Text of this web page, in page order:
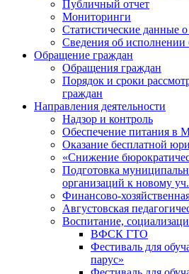
Публичный отчет
Мониторинги
Статистические данные
Сведения об исполнении
Обращение граждан
Обращения граждан
Порядок и сроки
граждан
Направления деятельности
Надзор и контроль
Обеспечение питания в
Оказание бесплатной
«Снижение
Подготовка
организаций к новому
Финансово-
Августовская
Воспитание,
ВФСК ГТО
Фестиваль для
парус»